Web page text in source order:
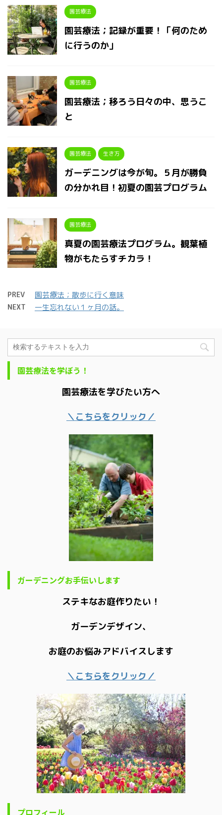
園芸療法
園芸療法；記録が重要！「何のため
に行うのか」
園芸療法
園芸療法；移ろう日々の中、思うこ
と
園芸療法 生き方
ガーデニングは今が旬。５月が勝負
の分かれ目！初夏の園芸プログラム
園芸療法
真夏の園芸療法プログラム。観葉植
物がもたらすチカラ！
PREV 園芸療法；散歩に行く意味
NEXT 一生忘れない１ヶ月の話。
園芸療法を学ぼう！
園芸療法を学びたい方へ
＼こちらをクリック／
ガーデニングお手伝いします
ステキなお庭作りたい！
ガーデンデザイン、
お庭のお悩みアドバイスします
＼こちらをクリック／
プロフィール